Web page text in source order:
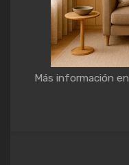
Más información en